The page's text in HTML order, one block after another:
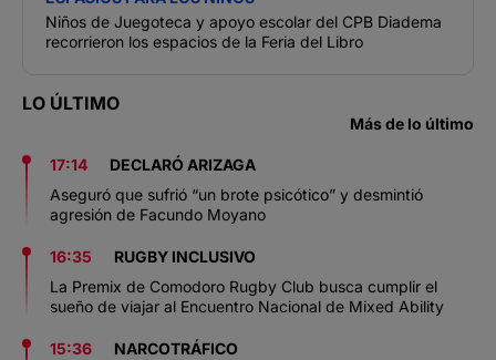
Niños de Juegoteca y apoyo escolar del CPB Diadema
recorrieron los espacios de la Feria del Libro
LO ÚLTIMO
Más de lo último
17:14
DECLARÓ ARIZAGA
Aseguró que sufrió “un brote psicótico” y desmintió
agresión de Facundo Moyano
16:35
RUGBY INCLUSIVO
La Premix de Comodoro Rugby Club busca cumplir el
sueño de viajar al Encuentro Nacional de Mixed Ability
15:36
NARCOTRÁFICO